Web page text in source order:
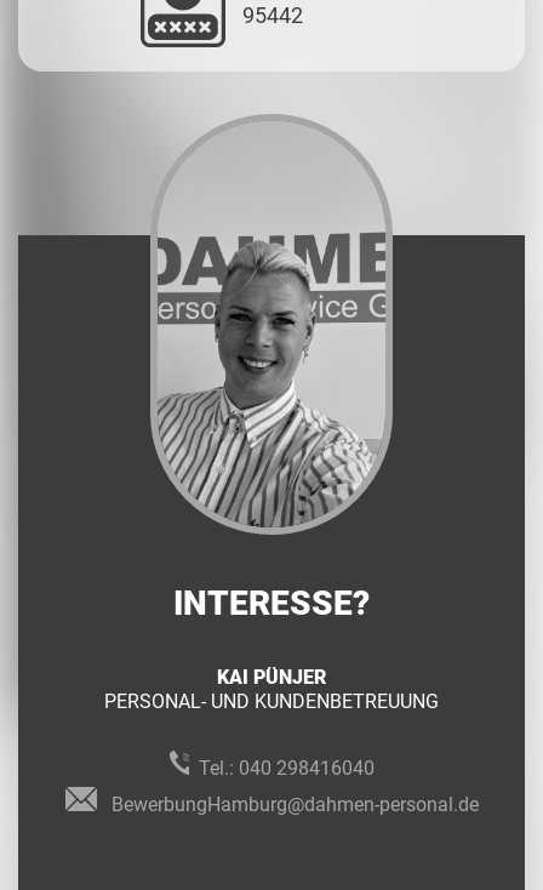
95442
INTERESSE?
KAI PÜNJER
PERSONAL- UND KUNDENBETREUUNG
Tel.: 040 298416040
BewerbungHamburg@dahmen-personal.de